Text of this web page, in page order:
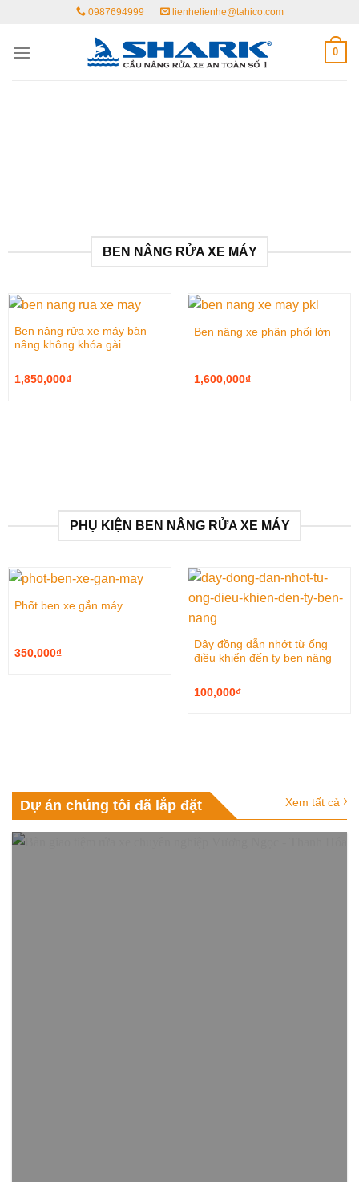
content
0987694999 lienhelienhe@tahico.com
0
BEN NÂNG RỬA XE MÁY
Ben nâng rửa xe máy bàn
nâng không khóa gài
1,850,000₫
Ben nâng xe phân phối lớn
1,600,000₫
PHỤ KIỆN BEN NÂNG RỬA XE MÁY
Phốt ben xe gắn máy
350,000₫
Dây đồng dẫn nhớt từ ống
điều khiển đến ty ben nâng
100,000₫
Dự án chúng tôi đã lắp đặt Xem tất cả